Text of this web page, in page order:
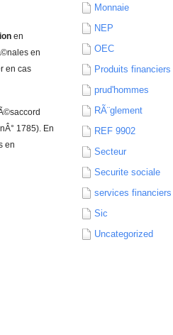
en
en
en cas
1785). En
en
Monnaie
NEP
OEC
Produits financiers
prud'hommes
RÃ¨glement
REF 9902
Secteur
Securite sociale
services financiers
Sic
Uncategorized